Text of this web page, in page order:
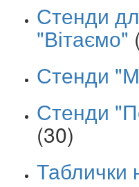
Стенди
"Вітаємо"
Стенди
Стенди
(30)
Таблички